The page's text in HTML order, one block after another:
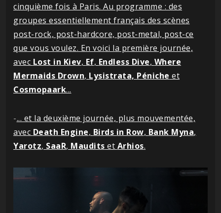
cinquième fois à Paris. Au programme : des
groupes essentiellement français des scènes
post-rock, post-hardcore, post-metal, post-ce
que vous voulez. En voici la première journée,
avec Lost in Kiev, Ef, Endless Dive, Where
Mermaids Drown, Lysistrata, Péniche et
Cosmopaark...
-... et la deuxième journée, plus mouvementée,
avec Death Engine, Birds in Row, Bank Myna,
Yarotz, SaaR, Maudits et Arhios.